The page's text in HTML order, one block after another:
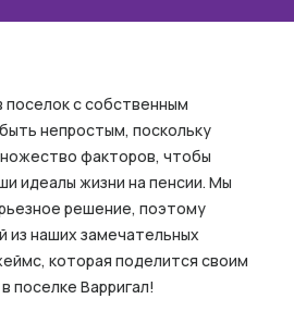
с собственным
непростым, поскольку
факторов, чтобы
идеалы жизни на пенсии. Мы
решение, поэтому
из наших замечательных
которая поделится своим
поселке Варригал!